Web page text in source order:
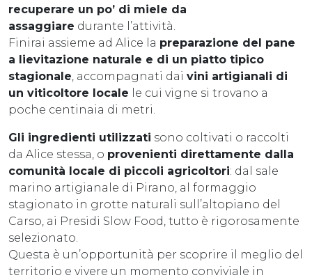
recuperare un po’ di miele da
assaggiare durante l’attività.
Finirai assieme ad Alice la preparazione del pane
a lievitazione naturale e di un piatto tipico
stagionale , accompagnati dai vini artigianali di
un viticoltore locale le cui vigne si trovano a
poche centinaia di metri.
Gli ingredienti utilizzati sono coltivati o raccolti
da Alice stessa, o provenienti direttamente dalla
comunità locale di piccoli agricoltori: dal sale
marino artigianale di Pirano, al formaggio
stagionato in grotte naturali sull’altopiano del
Carso, ai Presidi Slow Food, tutto è rigorosamente
selezionato.
Questa è un’opportunità per scoprire il meglio del
territorio e vivere un momento conviviale in